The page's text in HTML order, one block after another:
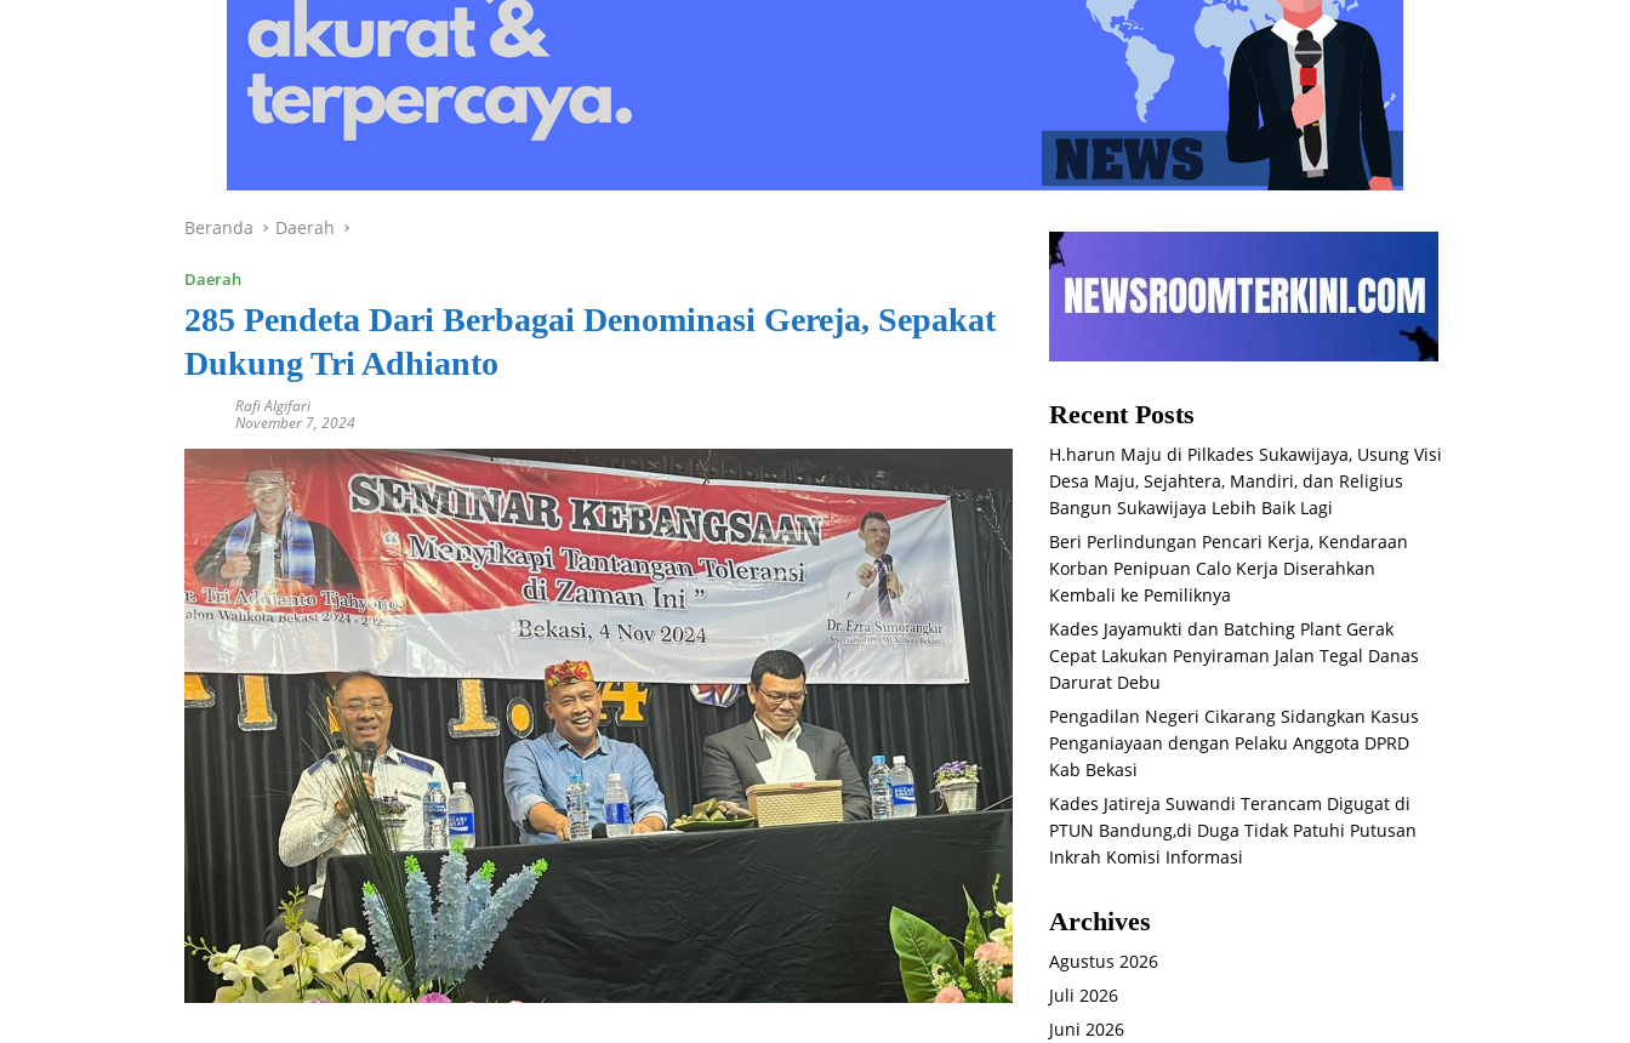
Beranda Daerah
Daerah
285 Pendeta Dari Berbagai Denominasi Gereja, Sepakat
Dukung Tri Adhianto
Rafi Algifari
November 7, 2024
Recent Posts
H.harun Maju di Pilkades Sukawijaya, Usung Visi
Desa Maju, Sejahtera, Mandiri, dan Religius
Bangun Sukawijaya Lebih Baik Lagi
Beri Perlindungan Pencari Kerja, Kendaraan
Korban Penipuan Calo Kerja Diserahkan
Kembali ke Pemiliknya
Kades Jayamukti dan Batching Plant Gerak
Cepat Lakukan Penyiraman Jalan Tegal Danas
Darurat Debu
Pengadilan Negeri Cikarang Sidangkan Kasus
Penganiayaan dengan Pelaku Anggota DPRD
Kab Bekasi
Kades Jatireja Suwandi Terancam Digugat di
PTUN Bandung,di Duga Tidak Patuhi Putusan
Inkrah Komisi Informasi
Archives
Agustus 2026
Juli 2026
Juni 2026